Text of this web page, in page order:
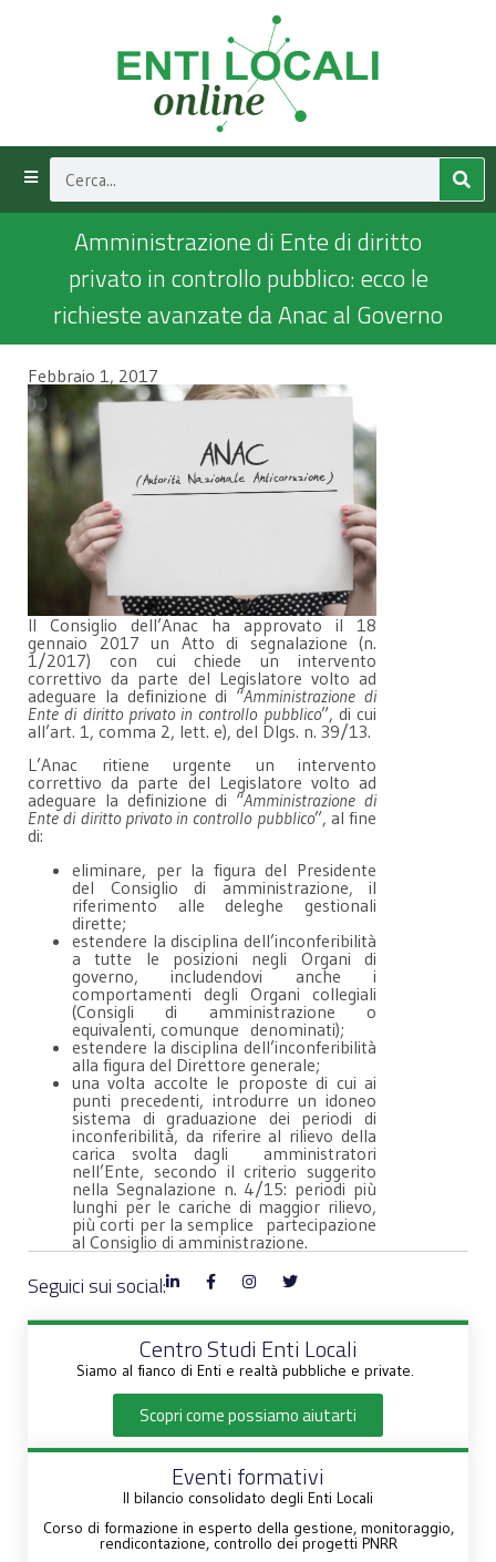
Amministrazione di Ente di diritto
privato in controllo pubblico: ecco le
richieste avanzate da Anac al Governo
Febbraio 1, 2017
Il Consiglio dell’Anac ha approvato il 18
gennaio 2017 un Atto di segnalazione (n.
1/2017) con cui chiede un intervento
correttivo da parte del Legislatore volto ad
adeguare la definizione di “Amministrazione di
Ente di diritto privato in controllo pubblico”, di cui
all’art. 1, comma 2, lett. e), del Dlgs. n. 39/13.
L’Anac ritiene urgente un intervento
correttivo da parte del Legislatore volto ad
adeguare la definizione di “Amministrazione di
Ente di diritto privato in controllo pubblico”, al fine
di:
eliminare, per la figura del Presidente
del Consiglio di amministrazione, il
riferimento alle deleghe gestionali
dirette;
estendere la disciplina dell’inconferibilità
a tutte le posizioni negli Organi di
governo, includendovi anche i
comportamenti degli Organi collegiali
(Consigli di amministrazione o
equivalenti, comunque denominati);
estendere la disciplina dell’inconferibilità
alla figura del Direttore generale;
una volta accolte le proposte di cui ai
punti precedenti, introdurre un idoneo
sistema di graduazione dei periodi di
inconferibilità, da riferire al rilievo della
carica svolta dagli amministratori
nell’Ente, secondo il criterio suggerito
nella Segnalazione n. 4/15: periodi più
lunghi per le cariche di maggior rilievo,
più corti per la semplice partecipazione
al Consiglio di amministrazione.
Seguici sui social:
Centro Studi Enti Locali
Siamo al fianco di Enti e realtà pubbliche e private.
Scopri come possiamo aiutarti
Eventi formativi
Il bilancio consolidato degli Enti Locali
Corso di formazione in esperto della gestione, monitoraggio,
rendicontazione, controllo dei progetti PNRR